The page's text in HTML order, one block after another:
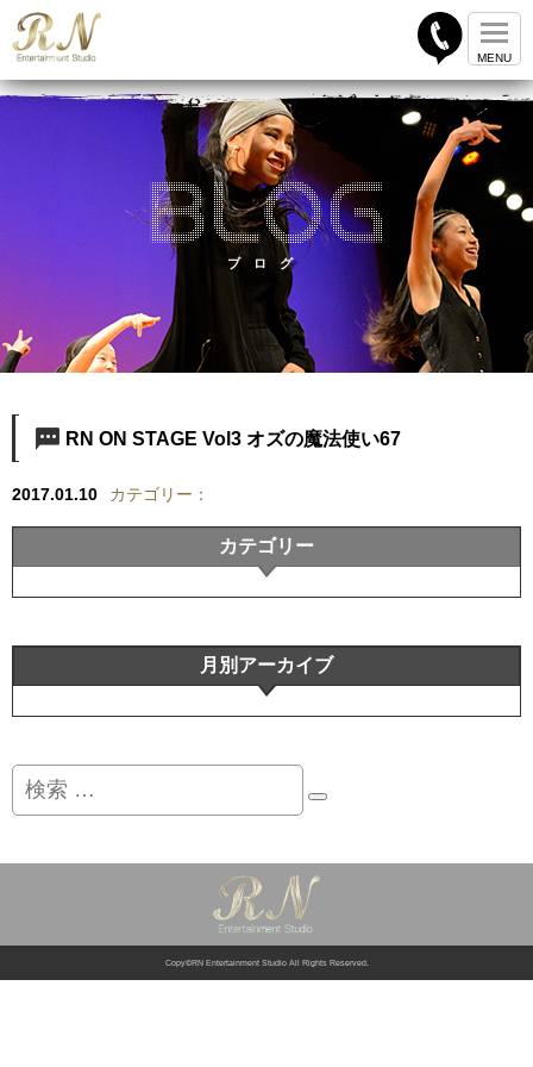
ブログ
RN ON STAGE Vol3 オズの魔法使い67
2017.01.10 カテゴリー：
カテゴリー
月別アーカイブ
検
Copy©RN Entertainment Studio All Rights Reserved.